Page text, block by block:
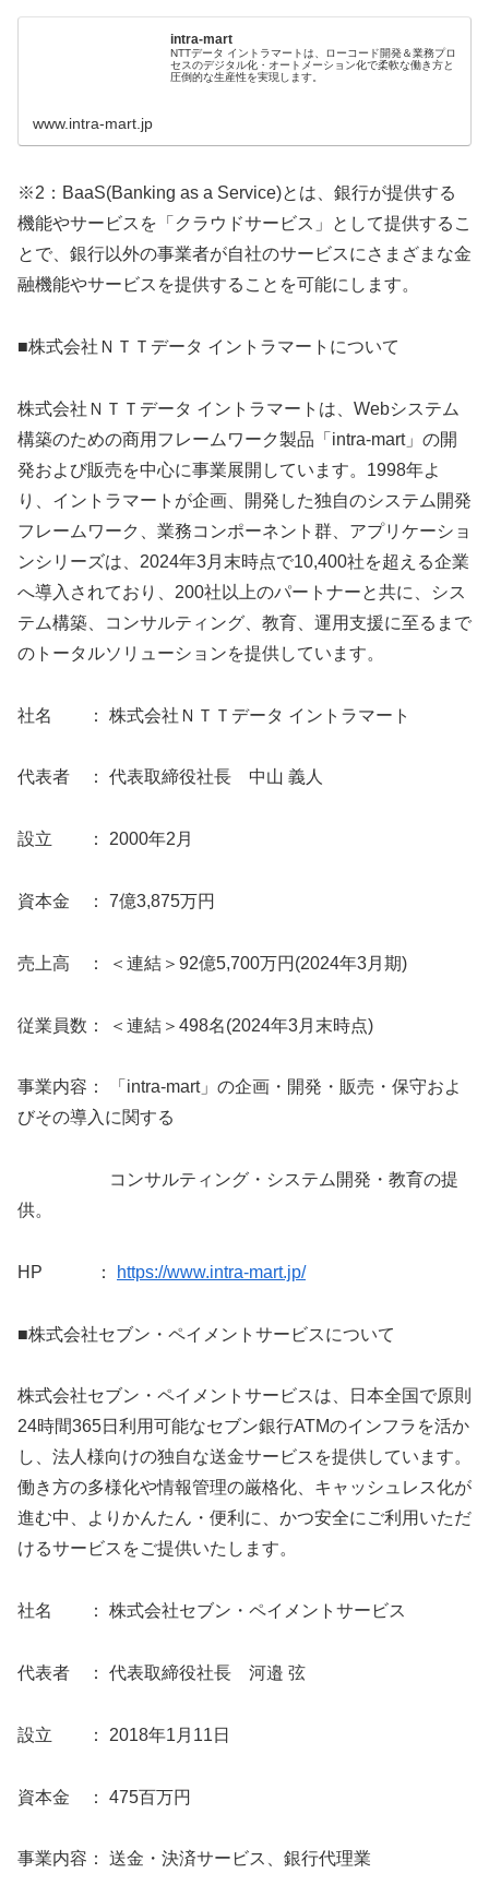
intra-mart
NTTデータ イントラマートは、ローコード開発＆業務プロ
セスのデジタル化・オートメーション化で柔軟な働き方と
圧倒的な生産性を実現します。
www.intra-mart.jp
※2：BaaS(Banking as a Service)とは、銀行が提供する
機能やサービスを「クラウドサービス」として提供するこ
とで、銀行以外の事業者が自社のサービスにさまざまな金
融機能やサービスを提供することを可能にします。
■株式会社ＮＴＴデータ イントラマートについて
株式会社ＮＴＴデータ イントラマートは、Webシステム
構築のための商用フレームワーク製品「intra-mart」の開
発および販売を中心に事業展開しています。1998年よ
り、イントラマートが企画、開発した独自のシステム開発
フレームワーク、業務コンポーネント群、アプリケーショ
ンシリーズは、2024年3月末時点で10,400社を超える企業
へ導入されており、200社以上のパートナーと共に、シス
テム構築、コンサルティング、教育、運用支援に至るまで
のトータルソリューションを提供しています。
社名 ： 株式会社ＮＴＴデータ イントラマート
代表者 ： 代表取締役社長 中山 義人
設立 ： 2000年2月
資本金 ： 7億3,875万円
売上高 ： ＜連結＞92億5,700万円(2024年3月期)
従業員数： ＜連結＞498名(2024年3月末時点)
事業内容： 「intra-mart」の企画・開発・販売・保守およ
びその導入に関する
コンサルティング・システム開発・教育の提
供。
HP ： https://www.intra-mart.jp/
■株式会社セブン・ペイメントサービスについて
株式会社セブン・ペイメントサービスは、日本全国で原則
24時間365日利用可能なセブン銀行ATMのインフラを活か
し、法人様向けの独自な送金サービスを提供しています。
働き方の多様化や情報管理の厳格化、キャッシュレス化が
進む中、よりかんたん・便利に、かつ安全にご利用いただ
けるサービスをご提供いたします。
社名 ： 株式会社セブン・ペイメントサービス
代表者 ： 代表取締役社長 河邉 弦
設立 ： 2018年1月11日
資本金 ： 475百万円
事業内容： 送金・決済サービス、銀行代理業